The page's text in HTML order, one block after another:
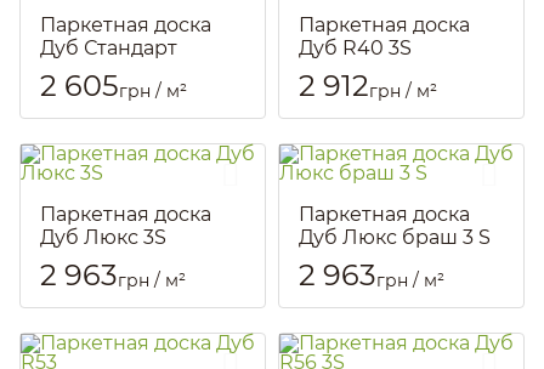
Паркетная доска
Дуб Стандарт
Артикул:: 822
2 605грн / м²
Паркетная доска
Дуб R40 3S
Артикул::
2 912грн / м²
Паркетная доска
Дуб Люкс 3S
Артикул:: 816
2 963грн / м²
Паркетная доска
Дуб Люкс браш 3 S
Артикул:: 817
2 963грн / м²